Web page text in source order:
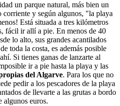
un parque natural, más bien un
y según algunos, "la playa
Está situada a tres kilómetros
fácil ir allí a pie. En menos de 40
lo alto, sus grandes acantilados
toda la costa, es además posible
Si tienes ganas de lanzarte al
ir a pie hasta la playa y las
del Algarve. Para los que no
pedir a los pescadores de la playa
de llevarte a las grutas a bordo
algunos euros.